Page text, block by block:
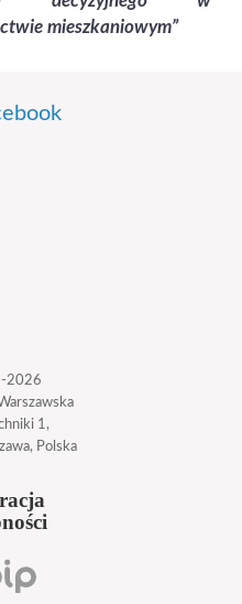
mieszkaniowym”
2026
1,
Polska